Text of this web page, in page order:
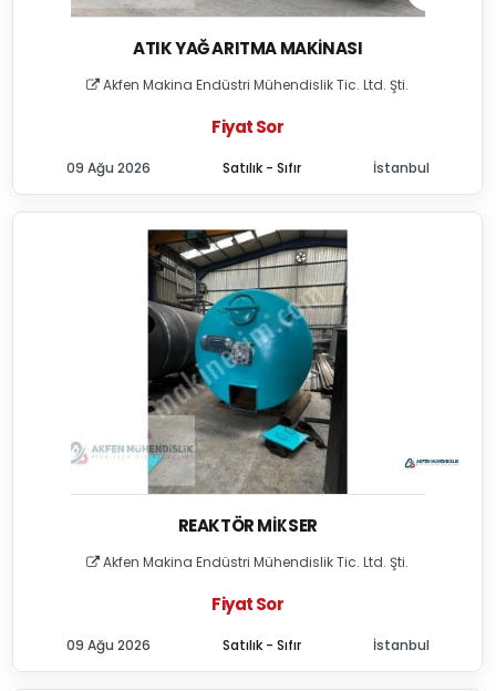
ATIK YAĞ ARITMA MAKINASI
Akfen Makina Endüstri Mühendislik Tic. Ltd. Şti.
Fiyat Sor
Satılık - Sıfır
09 Ağu 2026 İstanbul
REAKTÖR MIKSER
Akfen Makina Endüstri Mühendislik Tic. Ltd. Şti.
Fiyat Sor
Satılık - Sıfır
09 Ağu 2026 İstanbul